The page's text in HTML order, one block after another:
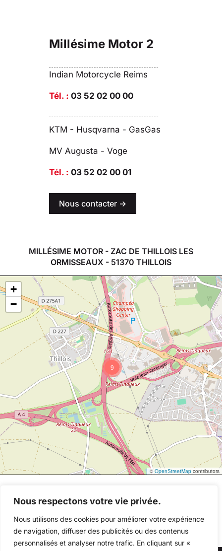
Nous respectons votre vie privée.
Nous utilisons des cookies pour améliorer votre expérience
de navigation, diffuser des publicités ou des contenus
personnalisés et analyser notre trafic. En cliquant sur «
Millésime Motor 2
Indian Motorcycle Reims
Tél. : 03 52 02 00 00
KTM - Husqvarna - GasGas
MV Augusta - Voge
Tél. : 03 52 02 00 01
Nous contacter ->
MILLÉSIME MOTOR - ZAC DE THILLOIS LES
ORMISSEAUX - 51370 THILLOIS
9
+
−
©OpenStreetMap contributors